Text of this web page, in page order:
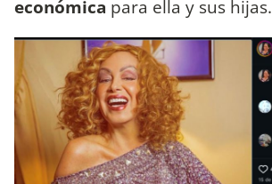
económica para ella y sus hijas.